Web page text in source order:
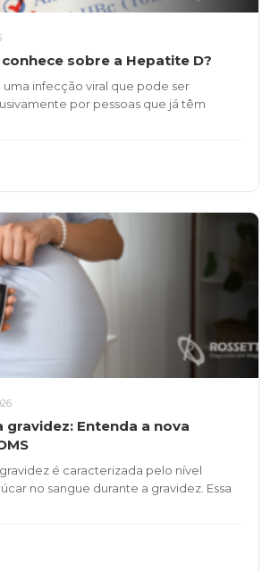
sobre a Hepatite D?
infecção viral que pode ser
por pessoas que já têm
gravidez: Entenda a nova
é caracterizada pelo nível
no sangue durante a gravidez. Essa